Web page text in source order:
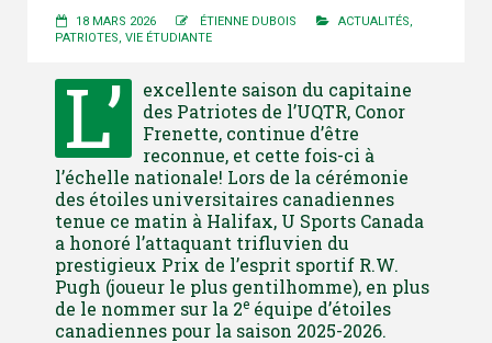
18 MARS 2026 ÉTIENNE DUBOIS ACTUALITÉS
PATRIOTES VIE ÉTUDIANTE
L’
excellente saison du capitaine
des Patriotes de l’UQTR, Conor
Frenette, continue d’être
reconnue, et cette fois-ci à
l’échelle nationale! Lors de la cérémonie
des étoiles universitaires canadiennes
tenue ce matin à Halifax, U Sports Canada
a honoré l’attaquant trifluvien du
prestigieux Prix de l’esprit sportif R.W.
Pugh (joueur le plus gentilhomme), en plus
de le nommer sur la 2e équipe d’étoiles
canadiennes pour la saison 2025-2026.